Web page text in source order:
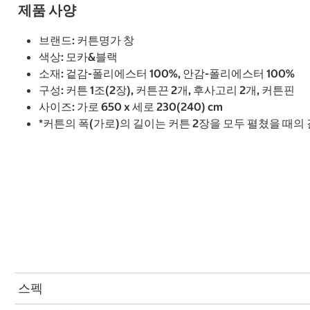
제품 사양
브랜드: 커튼명가 창
색상: 모카&블랙
소재: 겉감-폴리에스터 100%, 안감-폴리에스터 100%
구성: 커튼 1조(2장), 커튼끈 2개, 후사고리 2개, 커튼핀
사이즈: 가로 650 x 세로 230(240) cm
*커튼의 폭(가로)의 길이는 커튼 2장을 모두 펼쳤을 때의
스펙